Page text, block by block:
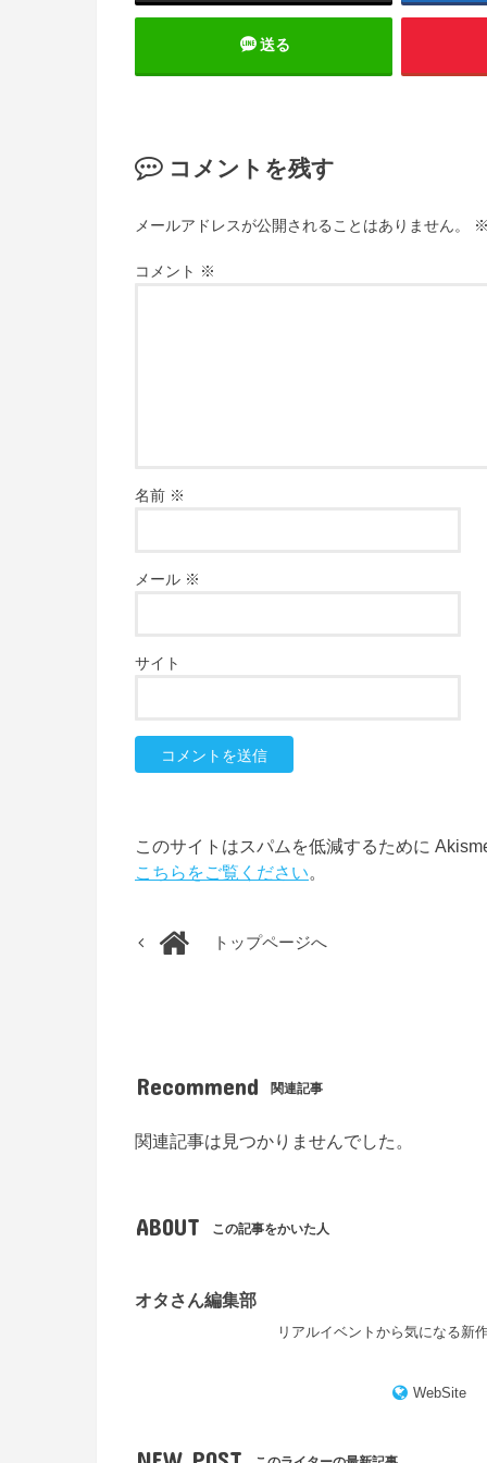
送る
コメントを残す
メールアドレスが公開されることはありません。
コメント ※
名前 ※
メール ※
サイト
このサイトはスパムを低減するために
こちらをご覧ください。
トップページへ
Recommend 関連記事
関連記事は見つかりませんでした。
ABOUT この記事をかいた人
オタさん編集部
リアルイベントから気になる新
WebSite